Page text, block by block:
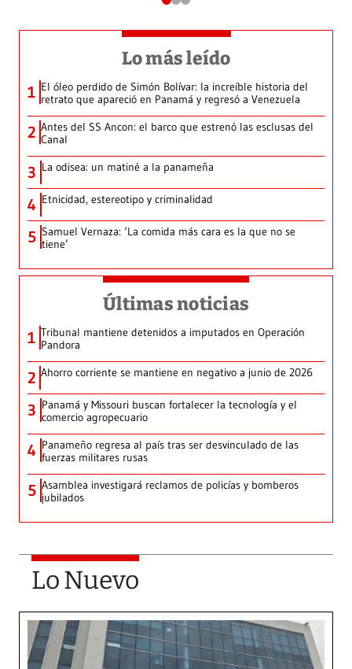
Lo más leído
1 El óleo perdido de Simón Bolívar: la increíble historia del
retrato que apareció en Panamá y regresó a Venezuela
2 Antes del SS Ancon: el barco que estrenó las esclusas del
Canal
3 La odisea: un matiné a la panameña
4 Etnicidad, estereotipo y criminalidad
5 Samuel Vernaza: ‘La comida más cara es la que no se
tiene’
Últimas noticias
1 Tribunal mantiene detenidos a imputados en Operación
Pandora
2 Ahorro corriente se mantiene en negativo a junio de 2026
3 Panamá y Missouri buscan fortalecer la tecnología y el
comercio agropecuario
4 Panameño regresa al país tras ser desvinculado de las
fuerzas militares rusas
5 Asamblea investigará reclamos de policías y bomberos
jubilados
Lo Nuevo